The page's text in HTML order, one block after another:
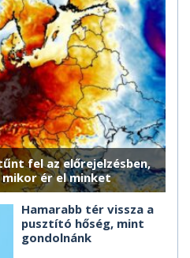
fel az előrejelzésben,
ér el minket
Hamarabb tér vissza a
pusztító hőség, mint
gondolnánk